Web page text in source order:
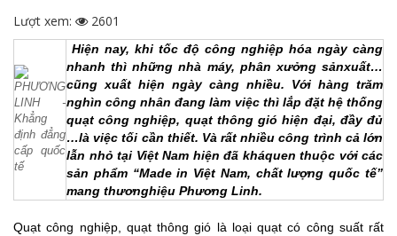
Lượt xem: 2601
Hiện nay, khi tốc độ công nghiệp hóa ngày càng
nhanh thì những nhà máy, phân xưởng sảnxuất…
cũng xuất hiện ngày càng nhiều. Với hàng trăm
nghìn công nhân đang làm việc thì lắp đặt hệ thống
quạt công nghiệp, quạt thông gió hiện đại, đầy đủ
…là việc tối cần thiết. Và rất nhiều công trình cả lớn
lẫn nhỏ tại Việt Nam hiện đã kháquen thuộc với các
sản phẩm “Made in Việt Nam, chất lượng quốc tế”
mang thươnghiệu Phương Linh.
Quạt công nghiệp, quạt thông gió là loại quạt có công suất rất